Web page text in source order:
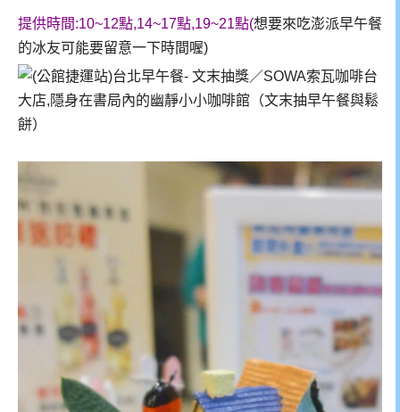
提供時間:10~12點,14~17點,19~21點(想要來吃澎派早午餐
的冰友可能要留意一下時間喔)